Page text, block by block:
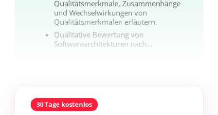
Qualitätsmerkmale, Zusammenhänge
und Wechselwirkungen von
Qualitätsmerkmalen erläutern.
Qualitative Bewertung von
Softwarearchitekturen nach...
30 Tage kostenlos